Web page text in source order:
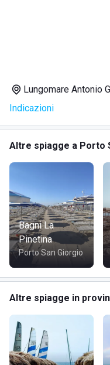
· ombrelloni
· sedie a sdraio
· cabine/spogliatoio
· docce calde e fredde
· wi-fi
· area giochi per i
· pedalò e canoe
· campo di beach volley
Lungomare Antonio
Indicazioni
Altre spiagge a Porto
Bagni La
Pinetina
Porto San Giorgio
Altre spiagge in